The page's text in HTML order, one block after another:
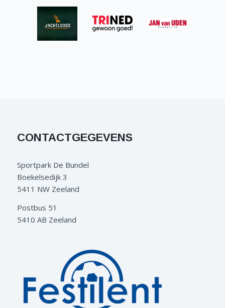
CONTACTGEGEVENS
Sportpark De Bundel
Boekelsedijk 3
5411 NW Zeeland
Postbus 51
5410 AB Zeeland